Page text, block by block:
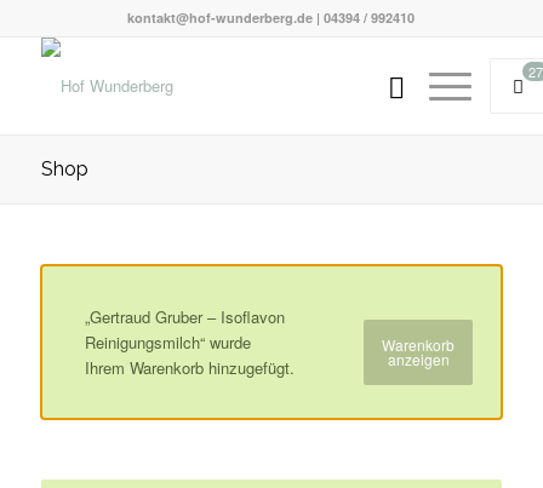
kontakt@hof-wunderberg.de | 04394 / 992410
27
Shop
„Gertraud Gruber – Isoflavon
Reinigungsmilch“ wurde
Ihrem Warenkorb hinzugefügt.
Warenkorb
anzeigen